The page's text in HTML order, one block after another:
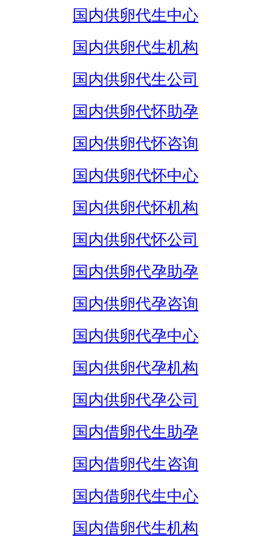
国内供卵代生中心
国内供卵代生机构
国内供卵代生公司
国内供卵代怀助孕
国内供卵代怀咨询
国内供卵代怀中心
国内供卵代怀机构
国内供卵代怀公司
国内供卵代孕助孕
国内供卵代孕咨询
国内供卵代孕中心
国内供卵代孕机构
国内供卵代孕公司
国内借卵代生助孕
国内借卵代生咨询
国内借卵代生中心
国内借卵代生机构